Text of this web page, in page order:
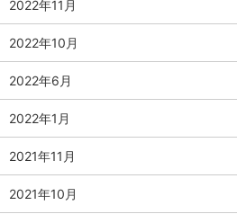
2022年11月
2022年10月
2022年6月
2022年1月
2021年11月
2021年10月